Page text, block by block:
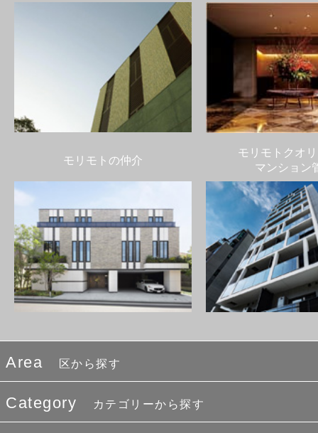
モリモトの仲介
モリモトクオ
マンション
Area 区から探す
Category カテゴリーから探す